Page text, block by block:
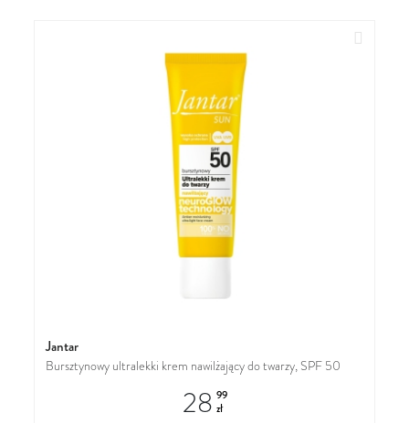
Jantar
Bursztynowy ultralekki krem nawilżający do twarzy, SPF 50
28 99
zł